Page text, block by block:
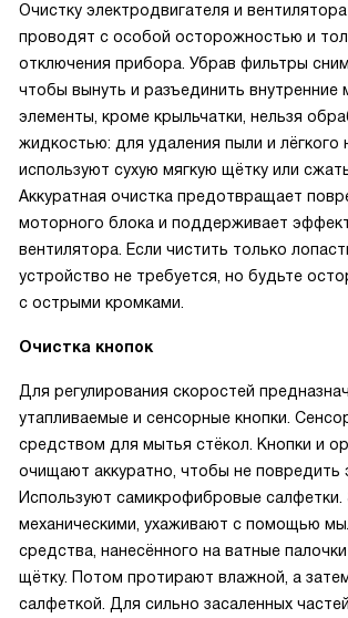
Очистку электродвигателя и
проводят с особой осторожностью и
отключения прибора. Убрав фильтры
чтобы вынуть и разъединить внутренние
элементы, кроме крыльчатки, нельзя
жидкостью: для удаления пыли и лёгкого
используют сухую мягкую щётку или
Аккуратная очистка предотвращает
моторного блока и поддерживает
вентилятора. Если чистить только
устройство не требуется, но будьте
с острыми кромками.
Очистка кнопок
Для регулирования скоростей
утапливаемые и сенсорные кнопки.
средством для мытья стёкол. Кнопки и
очищают аккуратно, чтобы не повредить
Используют самикрофибровые
механическими, ухаживают с помощью
средства, нанесённого на ватные
щётку. Потом протирают влажной, а
салфеткой. Для сильно засаленных